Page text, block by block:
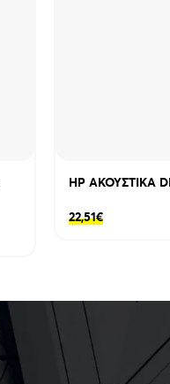
HP ΑΚΟΥΣΤΙΚΑ
22,51€